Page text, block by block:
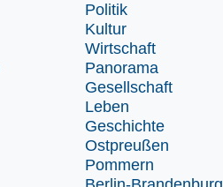
Politik
Kultur
Wirtschaft
Panorama
Gesellschaft
Leben
Geschichte
Ostpreußen
Pommern